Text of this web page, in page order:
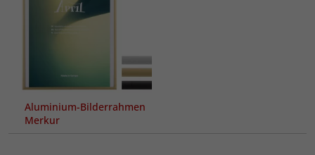
Aluminium-Bilderrahmen
Merkur